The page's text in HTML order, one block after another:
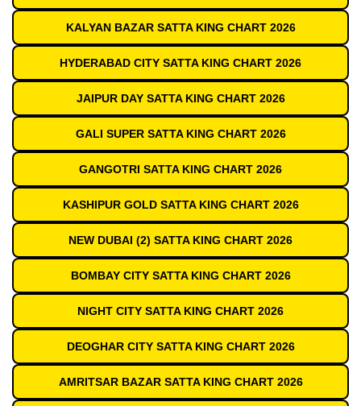
KALYAN BAZAR SATTA KING CHART 2026
HYDERABAD CITY SATTA KING CHART 2026
JAIPUR DAY SATTA KING CHART 2026
GALI SUPER SATTA KING CHART 2026
GANGOTRI SATTA KING CHART 2026
KASHIPUR GOLD SATTA KING CHART 2026
NEW DUBAI (2) SATTA KING CHART 2026
BOMBAY CITY SATTA KING CHART 2026
NIGHT CITY SATTA KING CHART 2026
DEOGHAR CITY SATTA KING CHART 2026
AMRITSAR BAZAR SATTA KING CHART 2026